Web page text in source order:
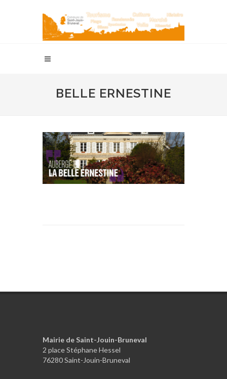
BELLE ERNESTINE
Mairie de Saint-Jouin-Bruneval
2 place Stéphane Hessel
76280 Saint-Jouin-Bruneval